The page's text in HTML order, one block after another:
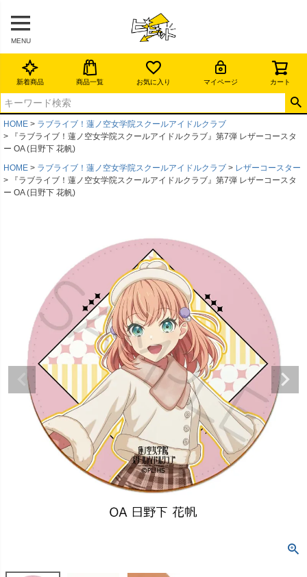
MENU
新着商品 商品一覧 お気に入り マイページ カート
HOME
ラブライブ！蓮ノ空女学院スクールアイドルクラブ
『ラブライブ！蓮ノ空女学院スクールアイドルクラブ』第7弾 レザーコースタ
ー OA (日野下 花帆)
HOME
ラブライブ！蓮ノ空女学院スクールアイドルクラブ
レザーコースター
『ラブライブ！蓮ノ空女学院スクールアイドルクラブ』第7弾 レザーコースタ
ー OA (日野下 花帆)